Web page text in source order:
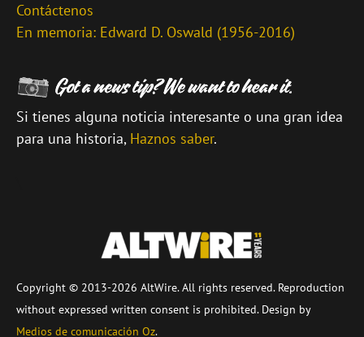
Contáctenos
En memoria: Edward D. Oswald (1956-2016)
Si tienes alguna noticia interesante o una gran idea
para una historia, Haznos saber.
Copyright © 2013-2026 AltWire. All rights reserved. Reproduction
without expressed written consent is prohibited. Design by
Medios de comunicación Oz.